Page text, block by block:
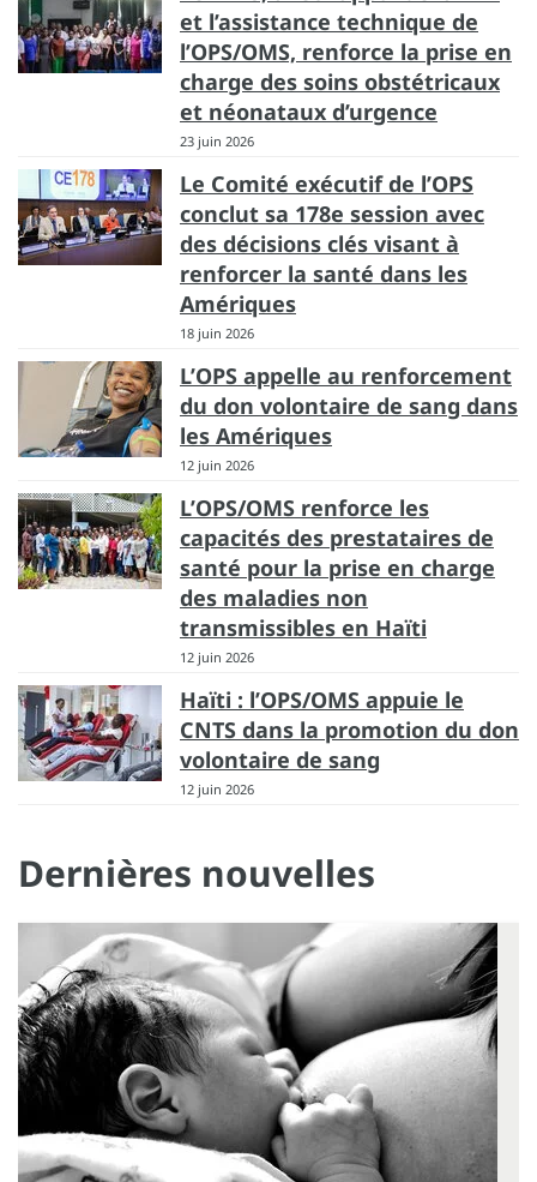
et l’assistance technique de
l’OPS/OMS, renforce la prise en
charge des soins obstétricaux
et néonataux d’urgence
23 juin 2026
Le Comité exécutif de l’OPS
conclut sa 178e session avec
des décisions clés visant à
renforcer la santé dans les
Amériques
18 juin 2026
L’OPS appelle au renforcement
du don volontaire de sang dans
les Amériques
12 juin 2026
L’OPS/OMS renforce les
capacités des prestataires de
santé pour la prise en charge
des maladies non
transmissibles en Haïti
12 juin 2026
Haïti : l’OPS/OMS appuie le
CNTS dans la promotion du don
volontaire de sang
12 juin 2026
Dernières nouvelles